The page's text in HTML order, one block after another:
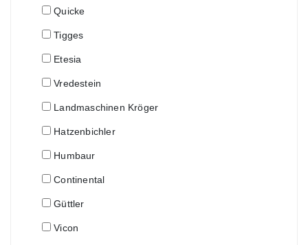
Quicke
Tigges
Etesia
Vredestein
Landmaschinen Kröger
Hatzenbichler
Humbaur
Continental
Güttler
Vicon